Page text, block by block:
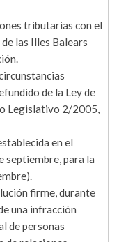
tributarias con el
las Illes Balears
de la Ley de
Legislativo 2/2005,
en el
septiembre, para la
firme, durante
una infracción
de personas